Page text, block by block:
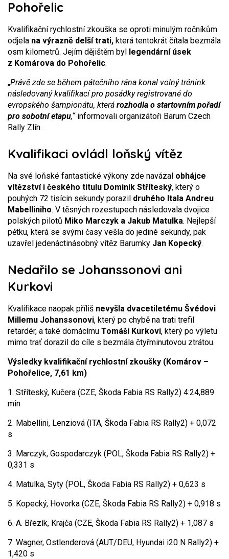
Pohořelic
Kvalifikační rychlostní zkouška se oproti minulým ročníkům
odjela na výrazně delší trati, která tentokrát čítala bezmála
osm kilometrů. Jejím dějištěm byl legendární úsek
z Komárova do Pohořelic.
„Právě zde se během pátečního rána konal volný trénink
následovaný kvalifikací pro posádky registrované do
evropského šampionátu, která rozhodla o startovním pořadí
pro sobotní etapu,“informovali organizátoři Barum Czech
Rally Zlín.
Kvalifikaci ovládl loňský vítěz
Na své loňské fantastické výkony zde navázal obhájce
vítězství i českého titulu Dominik Stříteský, který o
pouhých 72 tisícin sekundy porazil druhého Itala Andreu
Mabelliniho. V těsných rozestupech následovala dvojice
polských pilotů Miko Marczyk a Jakub Matulka. Nejlepší
pětku, která se svými časy vešla do jediné sekundy, pak
uzavřel jedenáctinásobný vítěz Barumky Jan Kopecký.
Nedařilo se Johanssonovi ani
Kurkovi
Kvalifikace naopak příliš nevyšla dvacetiletému Švédovi
Millemu Johanssonovi, který po chybě na trati trefil
retardér, a také domácímu Tomáši Kurkovi, který po výletu
mimo trať dorazil do cíle s bezmála čtyřminutovou ztrátou.
Výsledky kvalifikační rychlostní zkoušky (Komárov –
Pohořelice, 7,61 km)
1. Stříteský, Kučera (CZE, Škoda Fabia RS Rally2) 4:24,889
min
2. Mabellini, Lenziová (ITA, Škoda Fabia RS Rally2) + 0,072
s
3. Marczyk, Gospodarczyk (POL, Škoda Fabia RS Rally2) +
0,331 s
4. Matulka, Syty (POL, Škoda Fabia RS Rally2) + 0,623 s
5. Kopecký, Hovorka (CZE, Škoda Fabia RS Rally2) + 0,918 s
6. A. Březík, Krajča (CZE, Škoda Fabia RS Rally2) + 1,087 s
7. Wagner, Ostlenderová (AUT/DEU, Hyundai i20 N Rally2) +
1,420 s